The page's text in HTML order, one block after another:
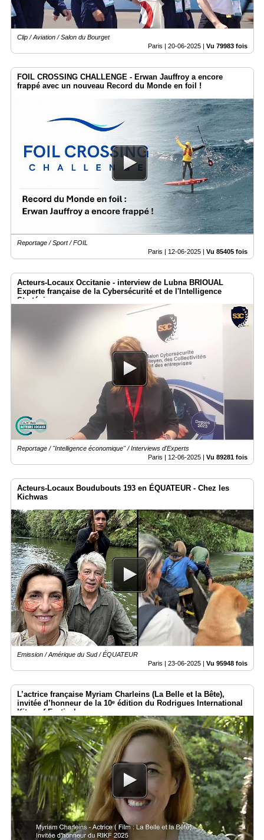
Clip / Aviation / Salon du Bourget
Paris | 20-06-2025 | Vu 79983 fois
FOIL CROSSING CHALLENGE - Erwan Jauffroy a encore
frappé avec un nouveau Record du Monde en foil !
Reportage / Sport / FOIL
Paris | 12-06-2025 | Vu 85405 fois
Acteurs-Locaux Occitanie - interview de Lubna BRIOUAL
Experte française de la Cybersécurité et de l'Intelligence
Stratégique
Reportage / "Intelligence économique" / Interviews d'Experts
Paris | 12-06-2025 Vu 89281 fois
Acteurs-Locaux Boudubouts 193 en ÉQUATEUR - Chez les
Kichwas
Emission / Amérique du Sud / ÉQUATEUR
Paris | 23-06-2025 | Vu 95948 fois
L’actrice française Myriam Charleins (La Belle et la Bête),
invitée d’honneur de la 10ᵉ édition du Rodrigues International
Kitesurf Festival